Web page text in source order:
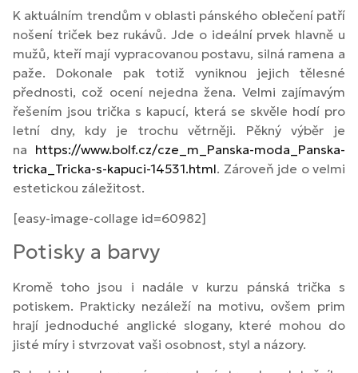
K aktuálním trendům v oblasti pánského oblečení patří
nošení triček bez rukávů. Jde o ideální prvek hlavně u
mužů, kteří mají vypracovanou postavu, silná ramena a
paže. Dokonale pak totiž vyniknou jejich tělesné
přednosti, což ocení nejedna žena. Velmi zajímavým
řešením jsou trička s kapucí, která se skvěle hodí pro
letní dny, kdy je trochu větrněji. Pěkný výběr je
na https://www.bolf.cz/cze_m_Panska-moda_Panska-
tricka_Tricka-s-kapuci-14531.html. Zároveň jde o velmi
estetickou záležitost.
[easy-image-collage id=60982]
Potisky a barvy
Kromě toho jsou i nadále v kurzu pánská trička s
potiskem. Prakticky nezáleží na motivu, ovšem prim
hrají jednoduché anglické slogany, které mohou do
jisté míry i stvrzovat vaši osobnost, styl a názory.